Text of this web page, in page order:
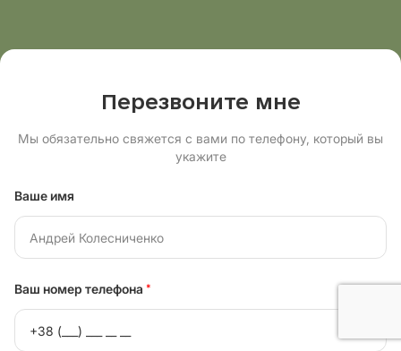
Перезвоните мне
Мы обязательно свяжется с вами по телефону, который вы
укажите
Ваше имя
Ваш номер телефона *